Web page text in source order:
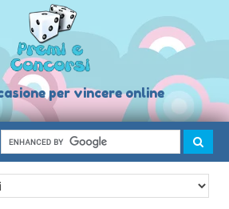
per vincere online